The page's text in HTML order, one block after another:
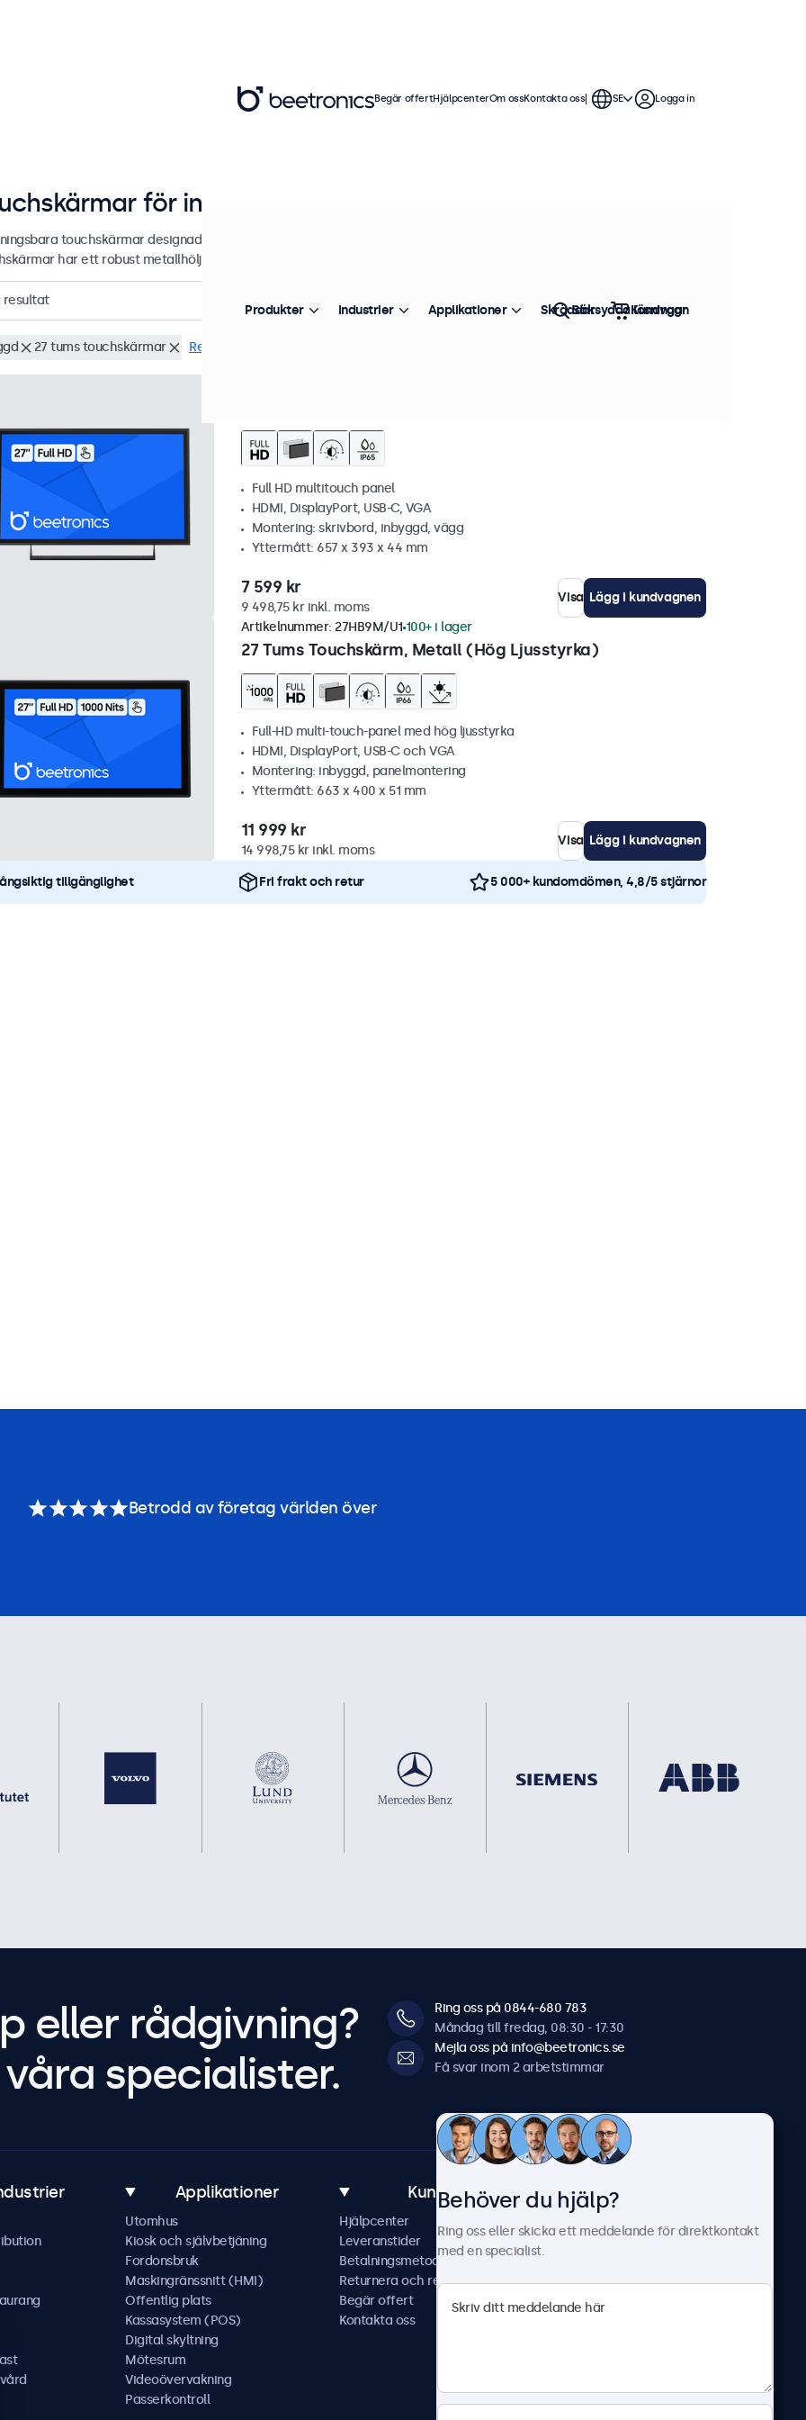
för infällning och inbyggning
touchskärmar designade för professionella applikationer och kontinuerlig användning. Våra
har ett robust metallhölje och kan sömlöst kan integreras i alla applikationer och alla miljöer.
resultat Sortera efter Toppsäljare
27 tums touchskärmar Rensa filter
Full HD multitouch panel
HDMI, DisplayPort, USB-C, VGA
Montering: skrivbord, inbyggd, vägg
Yttermått: 657 x 393 x 44 mm
7 599 kr
9 498,75 kr inkl. moms
Visa Lägg i kundvagnen
27 Tums Touchskärm, Metall (Hög Ljusstyrka)
Artikelnummer: 27HB9M/U1 100+ i lager
Full-HD multi-touch-panel med hög ljusstyrka
HDMI, DisplayPort, USB-C och VGA
Montering: inbyggd, panelmontering
Yttermått: 663 x 400 x 51 mm
11 999 kr
14 998,75 kr inkl. moms
Visa Lägg i kundvagnen
tillgänglighet Fri frakt och retur 5 000+ kundomdömen, 4,8/5 stjärnor
Begär offertHjälpcenterOm ossKontakta oss SE Logga in
Produkter Industrier Applikationer Skräddarsydda lösningar
Sök Kundvagn
Betrodd av företag världen över
eller rådgivning?
specialister.
Ring oss på 0844-680 783
Måndag till fredag, 08:30 - 17:30
Mejla oss på info@beetronics.se
Få svar inom 2 arbetstimmar
Applikationer
Utomhus
Kiosk och självbetjäning
Fordonsbruk
Maskingränssnitt (HMI)
Offentlig plats
Kassasystem (POS)
Digital skyltning
Mötesrum
Videoövervakning
Passerkontroll
Kundtjänst
Hjälpcenter
Leveranstider
Betalningsmetoder
Returnera och reparera
Begär offert
Kontakta oss
Om Beetronics
Jobba hos oss
Allmänna villkor
Behöver du hjälp?
Ring oss eller skicka ett meddelande för direktkontakt
med en specialist.